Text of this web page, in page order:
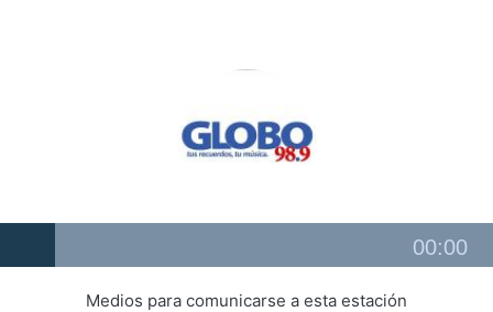
Player
00:00
Medios para comunicarse a esta estación